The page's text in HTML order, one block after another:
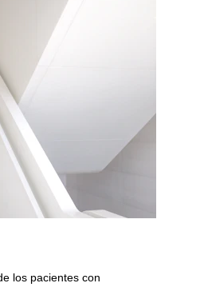
los pacientes con